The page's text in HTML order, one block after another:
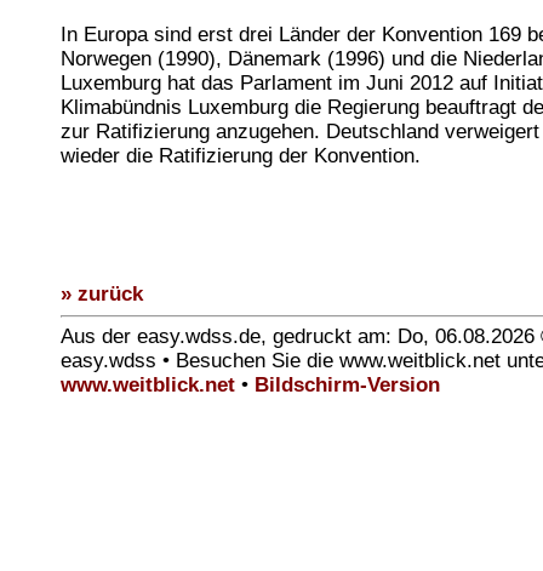
In Europa sind erst drei Länder der Konvention 169
Norwegen (1990), Dänemark (1996) und die
Luxemburg hat das Parlament im Juni 2012 auf
Klimabündnis Luxemburg die Regierung beauftragt
zur Ratifizierung anzugehen. Deutschland
wieder die Ratifizierung der Konvention.
» zurück
Aus der easy.wdss.de, gedruckt am: Do, 06.08.2026
easy.wdss • Besuchen Sie die www.weitblick.net
www.weitblick.net • Bildschirm-Version